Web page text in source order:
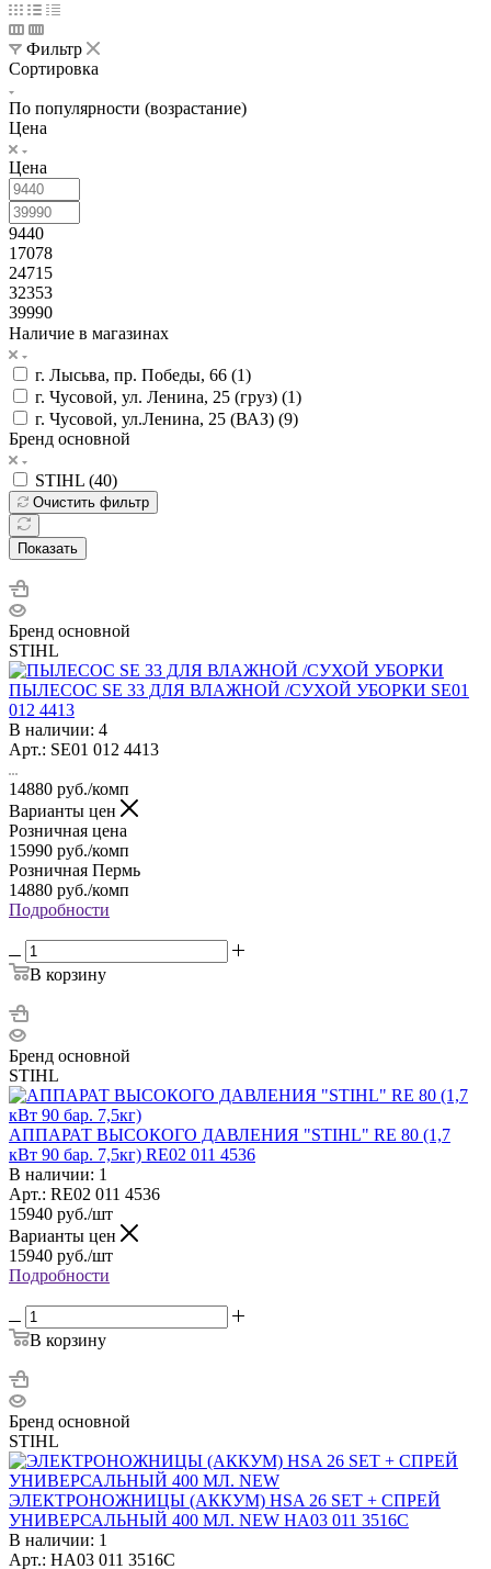
Фильтр
Сортировка
По популярности (возрастание)
Цена
Цена
9440
17078
24715
32353
39990
Наличие в магазинах
г. Лысьва, пр. Победы, 66 (1)
г. Чусовой, ул. Ленина, 25 (груз) (1)
г. Чусовой, ул.Ленина, 25 (ВАЗ) (9)
Бренд основной
STIHL (40)
Очистить фильтр
Показать
Бренд основной
STIHL
ПЫЛЕСОС SE 33 ДЛЯ ВЛАЖНОЙ /СУХОЙ УБОРКИ SE01
012 4413
В наличии: 4
Арт.: SE01 012 4413
14880 руб./комп
Варианты цен
Розничная цена
15990 руб./комп
Розничная Пермь
14880 руб./комп
Подробности
В корзину
Бренд основной
STIHL
АППАРАТ ВЫСОКОГО ДАВЛЕНИЯ "STIHL" RE 80 (1,7
кВт 90 бар. 7,5кг) RE02 011 4536
В наличии: 1
Арт.: RE02 011 4536
15940 руб./шт
Варианты цен
15940 руб./шт
Подробности
В корзину
Бренд основной
STIHL
ЭЛЕКТРОНОЖНИЦЫ (АККУМ) HSA 26 SET + СПРЕЙ
УНИВЕРСАЛЬНЫЙ 400 МЛ. NEW HA03 011 3516С
В наличии: 1
Арт.: HA03 011 3516С